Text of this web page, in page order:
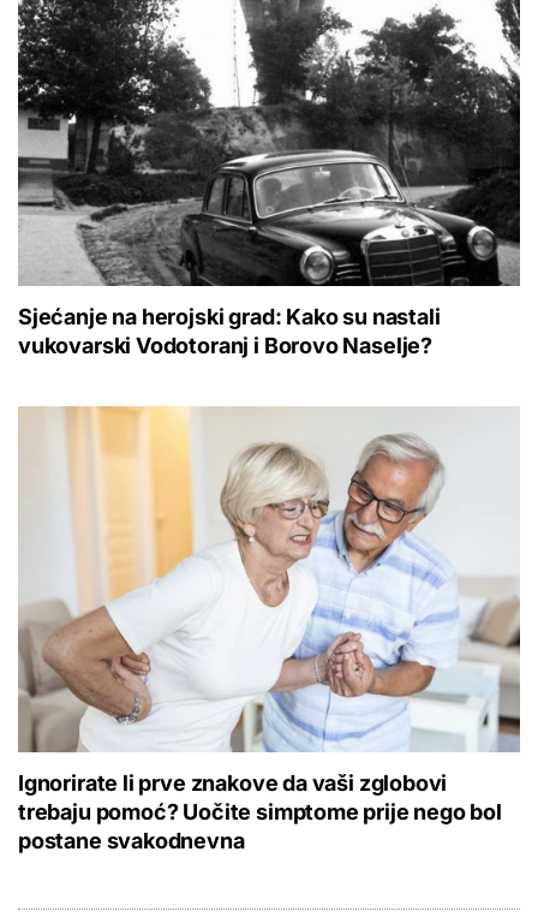
Sjećanje na herojski grad: Kako su nastali
vukovarski Vodotoranj i Borovo Naselje?
Ignorirate li prve znakove da vaši zglobovi
trebaju pomoć? Uočite simptome prije nego bol
postane svakodnevna